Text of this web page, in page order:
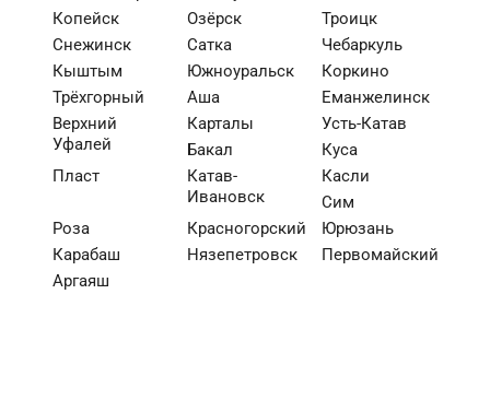
Копейск
Озёрск
Троицк
Снежинск
Сатка
Чебаркуль
Кыштым
Южноуральск
Коркино
Трёхгорный
Аша
Еманжелинск
Верхний
Уфалей
Карталы
Усть-Катав
Бакал
Куса
Пласт
Катав-
Ивановск
Касли
Сим
Роза
Красногорский
Юрюзань
Карабаш
Нязепетровск
Первомайский
Аргаяш